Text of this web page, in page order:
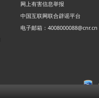
网上有害信息举报
中国互联网联合辟谣平台
电子邮箱：4008000088@cnr.cn